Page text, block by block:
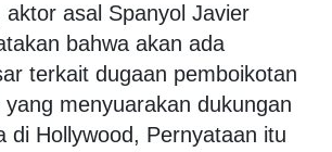
asal Spanyol Javier
bahwa akan ada
terkait dugaan pemboikotan
menyuarakan dukungan
di Hollywood, Pernyataan itu